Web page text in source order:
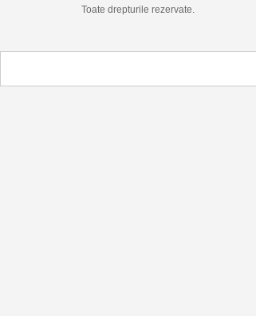
Toate drepturile rezervate.